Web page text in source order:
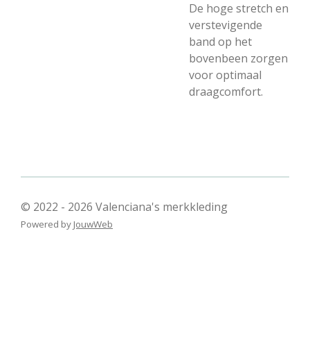
De hoge stretch en
verstevigende
band op het
bovenbeen zorgen
voor optimaal
draagcomfort.
© 2022 - 2026 Valenciana's merkkleding
Powered by JouwWeb